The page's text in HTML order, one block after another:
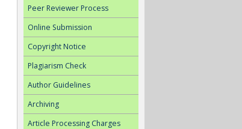
Peer Reviewer Process
Online Submission
Copyright Notice
Plagiarism Check
Author Guidelines
Archiving
Article Processing Charges